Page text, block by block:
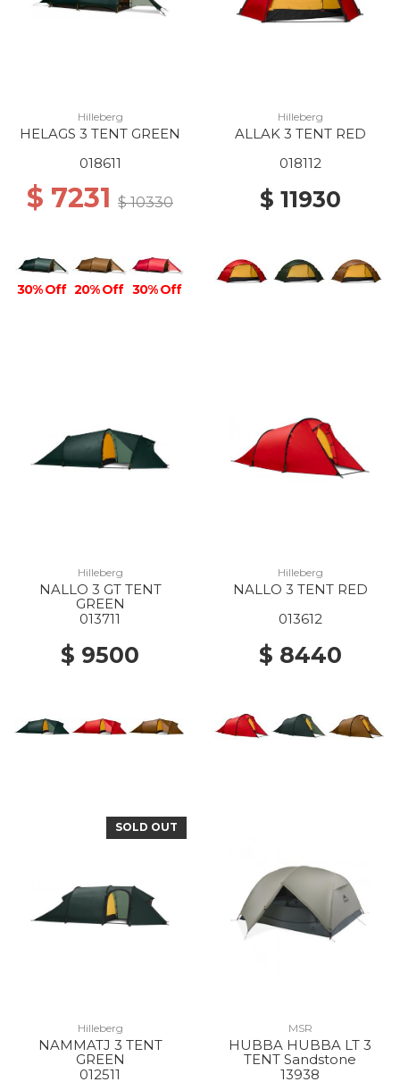
Hilleberg
HELAGS 3 TENT GREEN
018611
$ 7231 $ 10330
30% Off 20% Off 30% Off
Hilleberg
ALLAK 3 TENT RED
018112
$ 11930
Hilleberg
NALLO 3 GT TENT
GREEN
013711
$ 9500
Hilleberg
NALLO 3 TENT RED
013612
$ 8440
SOLD OUT
Hilleberg
NAMMATJ 3 TENT
GREEN
012511
MSR
HUBBA HUBBA LT 3
TENT Sandstone
13938